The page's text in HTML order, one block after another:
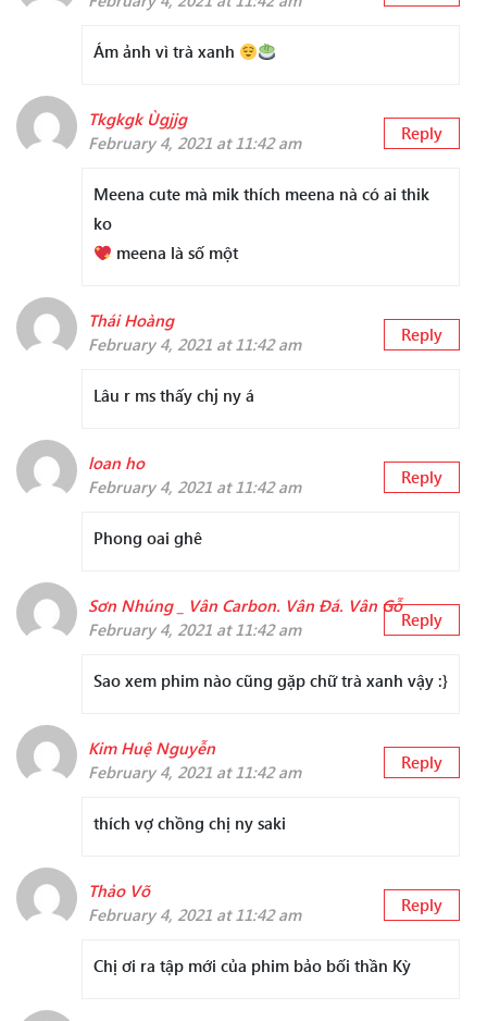
Ám ảnh vì trà xanh
Tkgkgk Ùgjjg
February 4, 2021 at 11:42 am
Reply
Meena cute mà mik thích meena nà có ai thik
ko
meena là số một
Thái Hoàng
February 4, 2021 at 11:42 am
Reply
Lâu r ms thấy chj ny á
loan ho
February 4, 2021 at 11:42 am
Reply
Phong oai ghê
Sơn Nhúng _ Vân Carbon. Vân Đá. Vân Gỗ
February 4, 2021 at 11:42 am
Reply
Sao xem phim nào cũng gặp chữ trà xanh vậy :}
Kim Huệ Nguyễn
February 4, 2021 at 11:42 am
Reply
thích vợ chồng chị ny saki
Thảo Võ
February 4, 2021 at 11:42 am
Reply
Chị ơi ra tập mới của phim bảo bối thần Kỳ